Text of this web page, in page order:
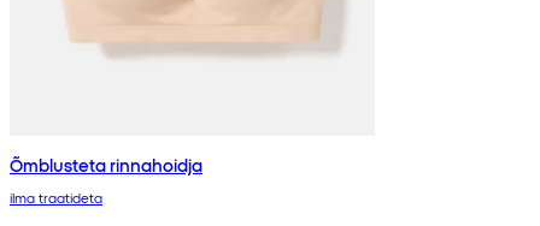
Õmblusteta rinnahoidja
ilma traatideta